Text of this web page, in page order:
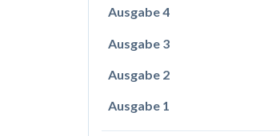
Ausgabe 4
Ausgabe 3
Ausgabe 2
Ausgabe 1